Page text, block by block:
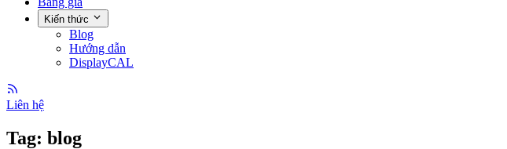
Kiến thức
Blog
Hướng dẫn
DisplayCAL
Liên hệ
Tag: blog